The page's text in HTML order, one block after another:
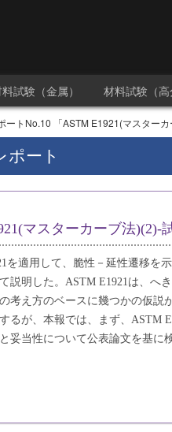
試験（金属） 材料試験（高
ートNo.10 「ASTM E1921(マスターカ
ート
マスターカーブ法)(2)‐
を適用して、脆性－延性遷移を
説明した。ASTM E1921は、へ
考え方のベースに幾つかの仮説
るが、本報では、まず、ASTM
妥当性について公表論文を基に